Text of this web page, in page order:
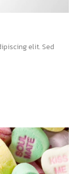
elit. Sed